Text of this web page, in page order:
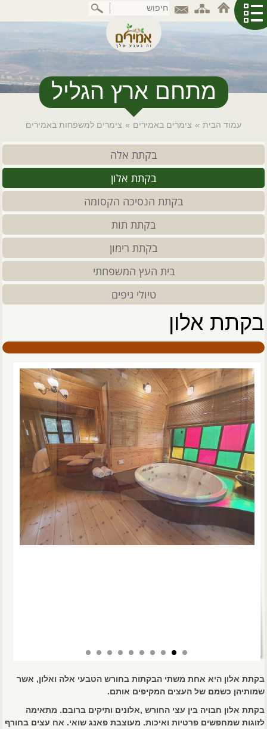
מתחם ארץ הגליל
עמוד הבית » צימרים באמירים » צימרים למשפחות באמירים
בקתת אלה
בקתת אלון
בקתת הנסיכה הקסומה
בקתת תות
בקתת רימון
בית העץ המשפחתי
טיולי גיפים
בקתת אלון
בקתת אלון היא אחת משתי הבקתות בחורש הטבעי אלה ואלון, אשר
שמותיהן כשמם של העצים המקיפים אותם.
בקתת אלון חבויה בין עצי החורש ,אלונים ותיקים ברובם. מתאימה
לזוגות שמחפשים פרטיות ואיכות. מעוצבת פאנג שואי. אח עצים בחורף